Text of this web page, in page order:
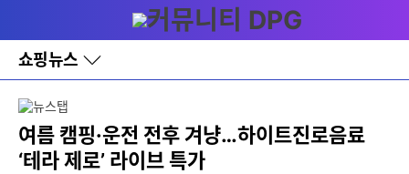
와
홈
쇼핑뉴스
바
로
레
이
어
여름 캠핑·운전 전후 겨냥…하이트진로음료
‘테라 제로’ 라이브 특가